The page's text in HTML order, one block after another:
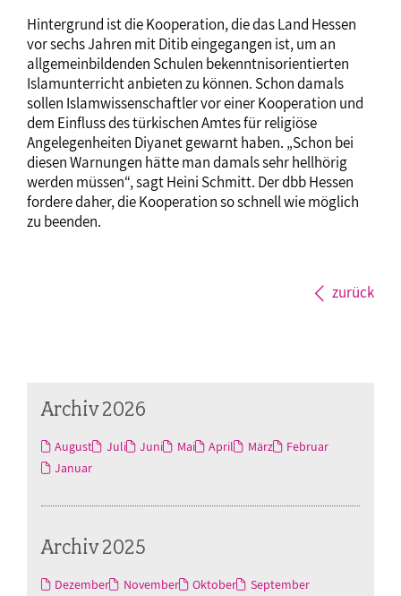
Hintergrund ist die Kooperation, die das Land Hessen
vor sechs Jahren mit Ditib eingegangen ist, um an
allgemeinbildenden Schulen bekenntnisorientierten
Islamunterricht anbieten zu können. Schon damals
sollen Islamwissenschaftler vor einer Kooperation und
dem Einfluss des türkischen Amtes für religiöse
Angelegenheiten Diyanet gewarnt haben. „Schon bei
diesen Warnungen hätte man damals sehr hellhörig
werden müssen“, sagt Heini Schmitt. Der dbb Hessen
fordere daher, die Kooperation so schnell wie möglich
zu beenden.
zurück
Archiv 2026
August Juli Juni Mai April März
Februar
Januar
Archiv 2025
Dezember November Oktober
September